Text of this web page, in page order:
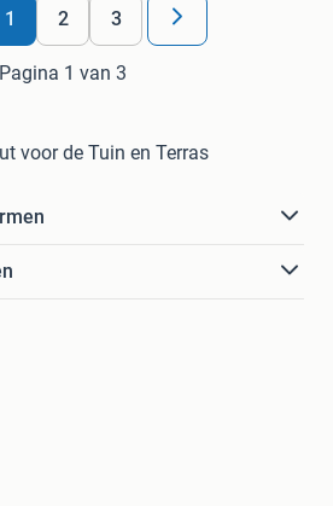
1 2 3
Pagina 1 van 3
voor de Tuin en Terras